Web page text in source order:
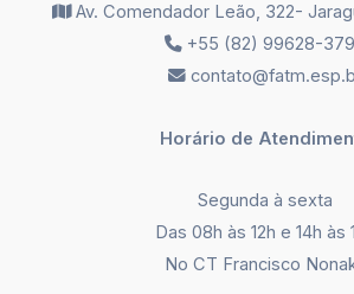
Av. Comendador Leão, 322-
+55 (82) 99628-
Horário de
Segunda à sexta
Das 08h às 12h e 14h às
No CT Francisco